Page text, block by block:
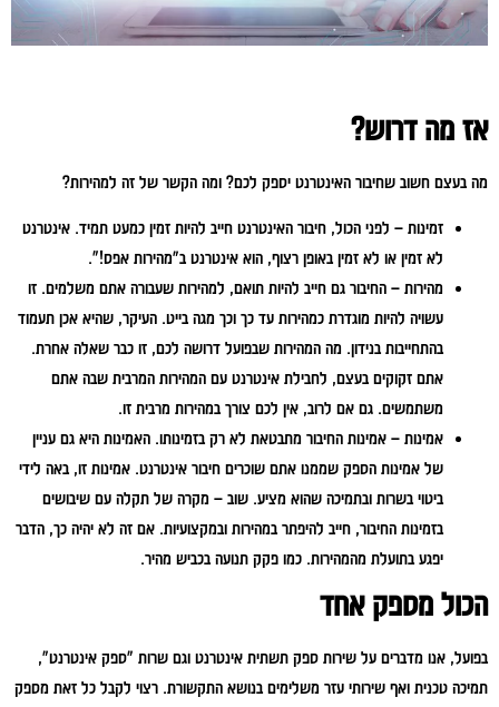
אז מה דרוש?
מה בעצם חשוב שחיבור האינטרנט יספק לכם? ומה הקשר של זה למהירות?
זמינות – לפני הכול, חיבור האינטרנט חייב להיות זמין כמעט תמיד. אינטרנט
לא זמין או לא זמין באופן רצוף, הוא אינטרנט ב"מהירות אפס!”.
מהירות – החיבור גם חייב להיות תואם, למהירות שעבורה אתם משלמים. זו
עשויה להיות מוגדרת כמהירות עד כך וכך מגה בייט. העיקר, שהיא אכן תעמוד
בהתחייבות בנידון. מה המהירות שבפועל דרושה לכם, זו כבר שאלה אחרת.
אתם זקוקים בעצם, לחבילת אינטרנט עם המהירות המרבית שבה אתם
משתמשים. גם אם לרוב, אין לכם צורך במהירות מרבית זו.
אמינות – אמינות החיבור מתבטאת לא רק בזמינותו. האמינות היא גם עניין
של אמינות הספק שממנו אתם שוכרים חיבור אינטרנט. אמינות זו, באה לידי
ביטוי בשרות ובתמיכה שהוא מציע. שוב – מקרה של תקלה עם שיבושים
בזמינות החיבור, חייב להיפתר במהירות ובמקצועיות. אם זה לא יהיה כך, הדבר
יפגע בתועלת מהמהירות. כמו פקק תנועה בכביש מהיר.
הכול מספק אחד
בפועל, אנו מדברים על שירות ספק תשתית אינטרנט וגם שרות "ספק אינטרנט",
תמיכה טכנית ואף שירותי עזר משלימים בנושא התקשורת. רצוי לקבל כל זאת מספק